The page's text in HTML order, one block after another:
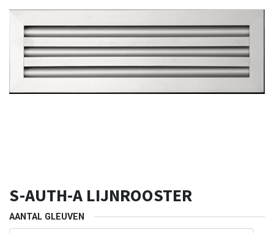
S-AUTH-A LIJNROOSTER
AANTAL GLEUVEN